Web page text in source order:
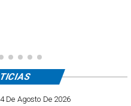
4 De Agosto De 2026